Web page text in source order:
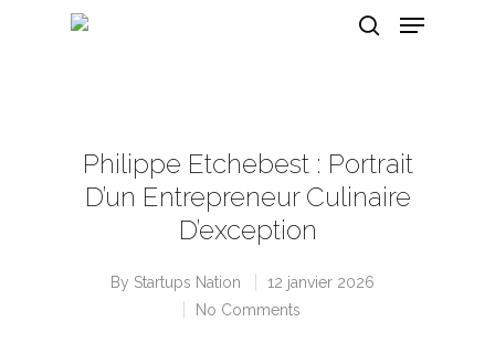
Philippe Etchebest : Portrait
D’un Entrepreneur Culinaire
D’exception
By Startups Nation
12 janvier 2026
No Comments